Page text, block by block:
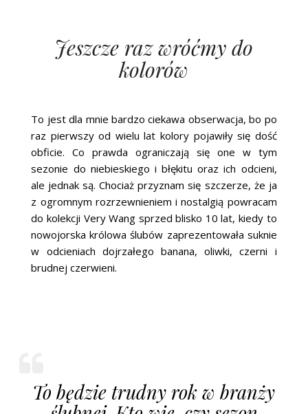
Jeszcze raz wróćmy do
kolorów
To jest dla mnie bardzo ciekawa obserwacja, bo po
raz pierwszy od wielu lat kolory pojawiły się dość
obficie. Co prawda ograniczają się one w tym
sezonie do niebieskiego i błękitu oraz ich odcieni,
ale jednak są. Chociaż przyznam się szczerze, że ja
z ogromnym rozrzewnieniem i nostalgią powracam
do kolekcji Very Wang sprzed blisko 10 lat, kiedy to
nowojorska królowa ślubów zaprezentowała suknie
w odcieniach dojrzałego banana, oliwki, czerni i
brudnej czerwieni.
To będzie trudny rok w branży